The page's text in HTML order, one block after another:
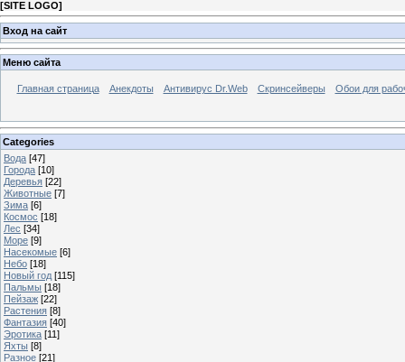
[SITE LOGO]
Вход на сайт
Меню сайта
Главная страница Анекдоты Антивирус Dr.Web Скринсейверы Обои для
Categories
Вода [47]
Города [10]
Деревья [22]
Животные [7]
Зима [6]
Космос [18]
Лес [34]
Море [9]
Насекомые [6]
Небо [18]
Новый год [115]
Пальмы [18]
Пейзаж [22]
Растения [8]
Фантазия [40]
Эротика [11]
Яхты [8]
Разное [21]